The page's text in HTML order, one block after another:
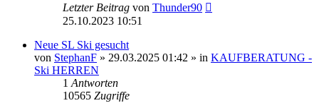
Letzter Beitrag von Thunder90
25.10.2023 10:51
Neue SL Ski gesucht
von StephanF » 29.03.2025 01:42 » in KAUFBERATUNG -
Ski HERREN
1 Antworten
10565 Zugriffe